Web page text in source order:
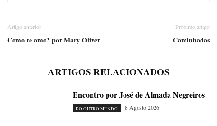
Artigo anterior
Como te amo? por Mary Oliver
Próximo artigo
Caminhadas
ARTIGOS RELACIONADOS
Encontro por José de Almada Negreiros
DO OUTRO MUNDO 8 Agosto 2026